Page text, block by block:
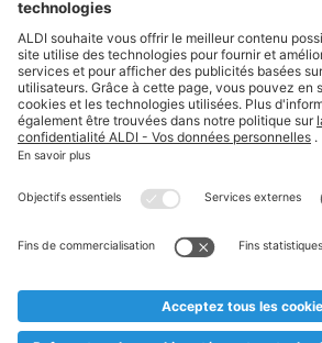
Suivez ALDI Belgique
Textes marqués d'un astérisque et
* Nous vendons ces articles
au cas où, malgré le planning bien étudié,
prématurément en rupture de stock. Prix
** Sur ce site, l’utilisation de la forme